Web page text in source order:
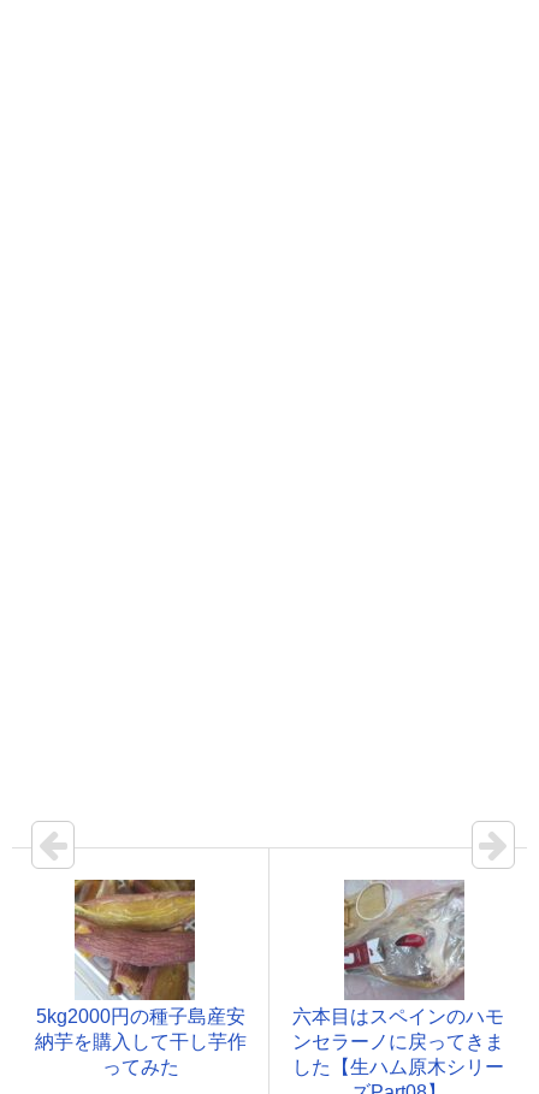
5kg2000円の種子島産安
納芋を購入して干し芋作
ってみた
六本目はスペインのハモ
ンセラーノに戻ってきま
した【生ハム原木シリー